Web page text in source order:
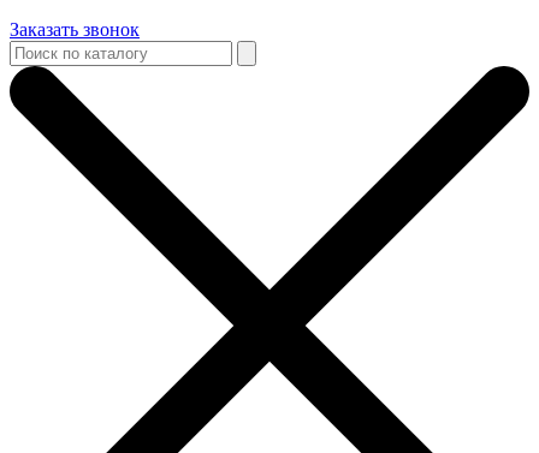
Заказать звонок